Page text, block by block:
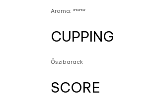
Aroma: *****
CUPPING
Őszibarack
SCORE